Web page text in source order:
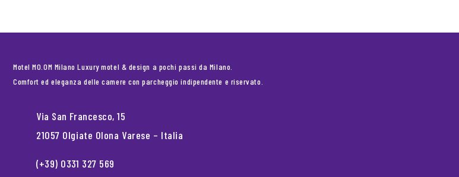
Motel MO.OM Milano Luxury motel & design a pochi passi da Milano.
Comfort ed eleganza delle camere con parcheggio indipendente e riservato.
Via San Francesco, 15
21057 Olgiate Olona Varese – Italia
(+39) 0331 327 569